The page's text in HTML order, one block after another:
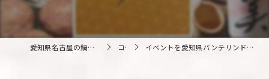
愛知県名古屋の鍋なら純系名古屋コーチン 酔人 コラム イベントを愛知県バンテリンドームで楽しむための最新日程＆お得な参加術